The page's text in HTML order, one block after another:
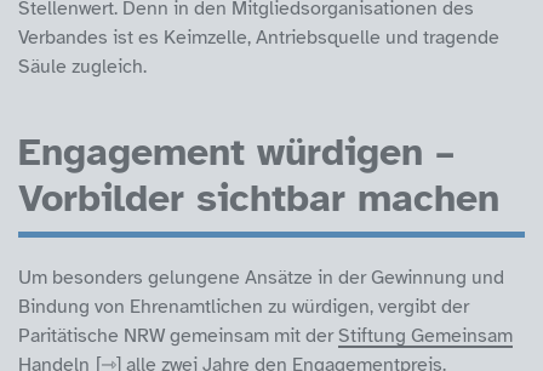
Stellenwert. Denn in den Mitgliedsorganisationen des
Verbandes ist es Keimzelle, Antriebsquelle und tragende
Säule zugleich.
Engagement würdigen –
Vorbilder sichtbar machen
Um besonders gelungene Ansätze in der Gewinnung und
Bindung von Ehrenamtlichen zu würdigen, vergibt der
Paritätische NRW gemeinsam mit der Stiftung Gemeinsam
Handeln
alle zwei Jahre den Engagementpreis.